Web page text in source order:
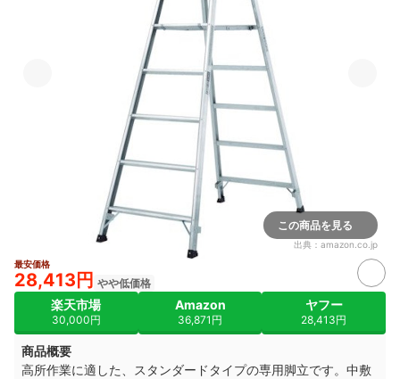
この商品を見る
出典： amazon.co.jp
最安価格
28,413円 やや低価格
楽天市場
30,000円
Amazon
36,871円
ヤフー
28,413円
商品概要
高所作業に適した、スタンダードタイプの専用脚立です。中敷